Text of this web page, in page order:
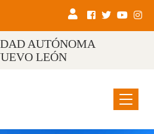
AUTÓNOMA
LEÓN
Menu